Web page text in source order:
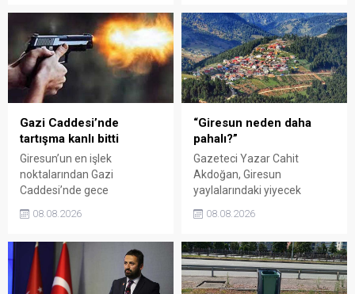
organizasyonun ardından
Kadın El Emeği Pazarı'nın
süresi de 16 Ağustos'a
kadar uzatıldı.
eleştirdi. Taşgöz, üreticinin
emeğinin karşılığını
alamadığını savunarak,
Giresun milletvekillerini
sessiz kalmakla suçladı.
Gazi Caddesi’nde
tartışma kanlı bitti
Giresun’un en işlek
noktalarından Gazi
Caddesi’nde gece
kavgada A.E. ayağından
bölgede kısa süreli panik
yaşanırken polis geniş çaplı
soruşturma başlattı.
08.08.2026
“Giresun neden daha
pahalı?”
Gazeteci Yazar Cahit
Akdoğan, Giresun
yaylalarındaki yiyecek
belirgin biçimde yüksek
Valiliği, Tarım ve Orman İl
Müdürlüğü ile ilgili kurumları
denetime çağırdı. Akdoğan,
08.08.2026